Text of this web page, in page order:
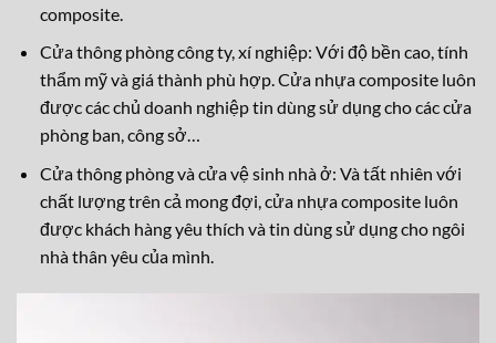
composite.
Cửa thông phòng công ty, xí nghiệp: Với độ bền cao, tính
thẩm mỹ và giá thành phù hợp. Cửa nhựa composite luôn
được các chủ doanh nghiệp tin dùng sử dụng cho các cửa
phòng ban, công sở…
Cửa thông phòng và cửa vệ sinh nhà ở: Và tất nhiên với
chất lượng trên cả mong đợi, cửa nhựa composite luôn
được khách hàng yêu thích và tin dùng sử dụng cho ngôi
nhà thân yêu của mình.